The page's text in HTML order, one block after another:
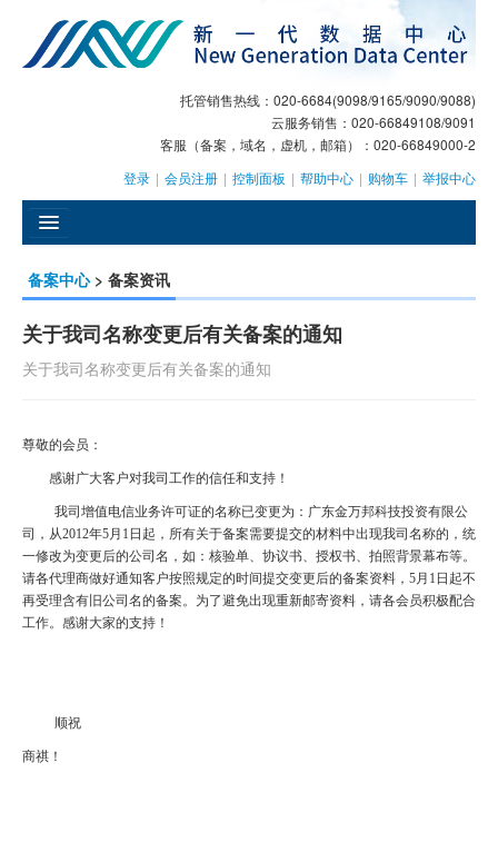
托管销售热线：020-6684(9098/9165/9090/9088)
云服务销售：020-66849108/9091
客服（备案，域名，虚机，邮箱）：020-66849000-2
登录 | 会员注册 | 控制面板 | 帮助中心 | 购物车 | 举报中心
GEO
AI客服
主机托管
域名注册
虚拟主机
企业邮箱
SSL证书
企业文化
备案中心> 备案资讯
关于我司名称变更后有关备案的通知
关于我司名称变更后有关备案的通知
尊敬的会员：
感谢广大客户对我司工作的信任和支持！
我司增值电信业务许可证的名称已变更为：广东金万邦科技投资有限公
司，从2012年5月 1 日起，所有关于备案需要提交的材料中出现我司名称的，统
一修改为变更后的公司名，如：核验单、协议书、授权书、拍照背景幕布等。
请各代理商做好通知客户按照规定的时间提交变更后的备案资料， 5月 1 日起不
再受理含有旧公司名的备案。为了避免出现重新邮寄资料，请各会员积极配合
工作。感谢大家的支持！
顺祝
商祺！